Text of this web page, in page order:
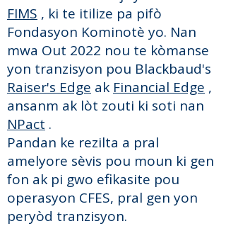
FIMS , ki te itilize pa pifò
Fondasyon Kominotè yo. Nan
mwa Out 2022 nou te kòmanse
yon tranzisyon pou Blackbaud's
Raiser's Edge ak Financial Edge ,
ansanm ak lòt zouti ki soti nan
NPact .
Pandan ke rezilta a pral
amelyore sèvis pou moun ki gen
fon ak pi gwo efikasite pou
operasyon CFES, pral gen yon
peryòd tranzisyon.